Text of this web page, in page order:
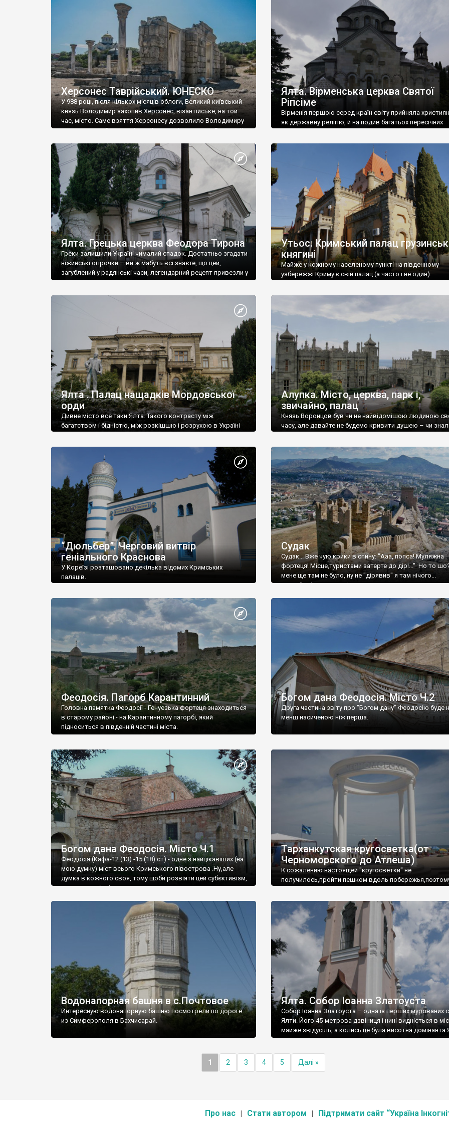
візантійської доби. Раритети викрадені з фондів об’єкту
культурної спадщини ЮНЕСКО «Херсонеса Таврійського».
Офіційно – на виставку «Золото Візантії», але експерти та
влада в Україні вважають це лише […]
називаються «повстяками» (postaki)…” “Вино. Крим
виробляє відмінне вино і його вдосталь: воно все
легке біле і дуже […]
Херсонес Таврійський. ЮНЕСКО
У 988 році, після кількох місяців облоги, Великий київський
князь Володимир захопив Херсонес, візантійське, на той
час, місто. Саме взяття Херсонесу дозволило Володимиру
диктувати свої умови візантійському імператору Василю ІІ,
Херсонесі Володимир-язичник, став Василем-
християнином. А потім було Хрещення Русі. На честь
Херсонесу Таврійського названо місто […]
Ялта. Вірменська церква Святої
Ріпсіме
Вірменія першою серед країн світу прийняла
як державну релігію, й на подив багатьох пересічних
Ялта. Грецька церква Феодора Тирона
Греки залишили Україні чималий спадок. Достатньо згадати
ніжинські огірочки – ви ж мабуть всі знаєте, що цей,
загублений у радянські часи, легендарний рецепт привезли у
Ніжин греки?
Утьос. Кримський палац
княгині
Майже у кожному населеному пункті на південному
узбережжі Криму є свій палац (а часто і не один).
Ялта . Палац нащадків Мордовської
орди
Дивне місто все таки Ялта. Такого контрасту між
багатством і бідністю, між розкішшю і розрухою в Україні
Алупка. Місто, церква, парк і,
звичайно, палац
Князь Воронцов був чи не найвідомішою людиною
часу, але давайте не будемо кривити душею – чи
“Дюльбер”. Черговий витвір
геніального Краснова
У Кореїзі розташовано декілька відомих Кримських
палаців.
Судак
Судак... Вже чую крики в спину: "Ааа, попса! Муляжна
фортеця! Місце,туристами затерте до дір!..." Но то
мене ще там не було, ну не "дірявив" я там нічого...
принаймні до цього літа.
Феодосія. Пагорб Карантинний
Головна памятка Феодосії - Генуезька фортеця знаходиться
в старому районі - на Карантинному пагорбі, який
підноситься в південній частині міста.
Богом дана Феодосія. Місто Ч.2
Друга частина звіту про "Богом дану" Феодосію буде
менш насиченою ніж перша.
Богом дана Феодосія. Місто Ч.1
Феодосія (Кафа-12 (13) -15 (18) ст) - одне з найцікавіших (на
мою думку) міст всього Кримського півострова .Ну,але
думка в кожного своя, тому щоби розвіяти цей субєктивізм,
запрошую відвідати це
Тарханкутская кругосветка(от
Черноморского до Атлеша)
К сожалению настоящей "кругосветки" не
получилось,пройти пешком вдоль
Водонапорная башня в с.Почтовое
Интересную водонапорную башню посмотрели по дороге
из Симферополя в Бахчисарай.
Ялта. Собор Іоанна Златоуста
Собор Іоанна Златоуста – одна із перших мурованих
Ялти. Його 45-метрова дзвіниця і нині видніється в
майже звідусіль, а колись це була висотна домінанта
1 2 3 4 5 Далі »
Про нас Стати автором Підтримати сайт “Україна